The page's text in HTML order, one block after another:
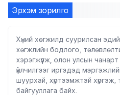
Эрхэм зорилго
Хүний хөгжилд суурилсан
хөгжлийн бодлого,
хэрэгжүүлж, олон улсын
үйлчилгээг иргэдэд
шуурхай, хүртээмжтэй хүргэж,
байгууллага байх.